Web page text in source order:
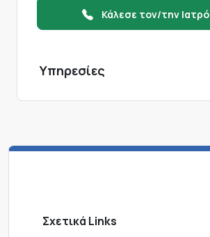
Κάλεσε τον/την Ιατρό
Υπηρεσίες
Σχετικά Links